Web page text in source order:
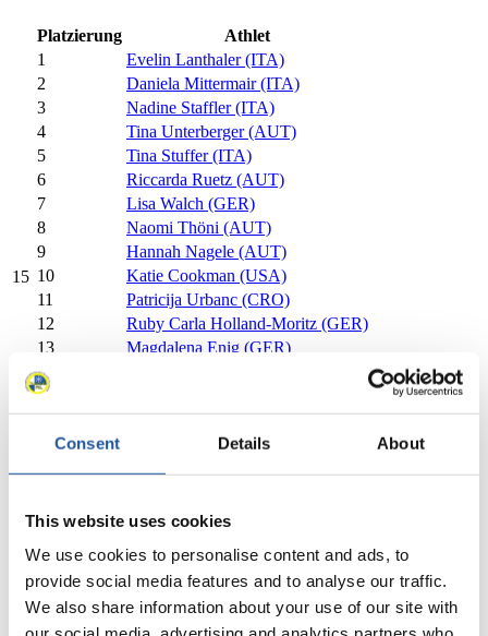
Consent Details About
This website uses cookies
We use cookies to personalise content and ads, to
provide social media features and to analyse our traffic.
We also share information about your use of our site with
15
Platzierung
Athlet
1
Evelin Lanthaler (ITA)
2
Daniela Mittermair (ITA)
3
Nadine Staffler (ITA)
4
Tina Unterberger (AUT)
5
Tina Stuffer (ITA)
6
Riccarda Ruetz (AUT)
7
Lisa Walch (GER)
8
Naomi Thöni (AUT)
9
Hannah Nagele (AUT)
10
Katie Cookman (USA)
11
Patricija Urbanc (CRO)
12
Ruby Carla Holland-Moritz (GER)
13
Magdalena Enig (GER)
14
15
16
Katerina Stehlikova (CZE)
Lea Krissakova (SVK)
20
Lotte Mulser (ITA)
22
Carina Miller (AUT)
Schließen
1. FIL Weltcup im Rodeln auf Naturbahn Damen Einsitzer
2024/2025 in Obdach-Winterleiten (AUT)